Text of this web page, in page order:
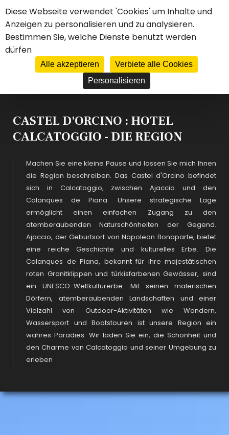
Diese Webseite verwendet 'Cookies' um Inhalte und
Anzeigen zu personalisieren und zu analysieren.
Bestimmen Sie, welche Dienste benutzt werden
dürfen
Alle akzeptieren
Verbiete alle Cookies
Personalisieren
HOTEL****
CASTEL D'ORCINO
EN DE ES IT JE RÉSERVE MON SÉJOUR
CASTEL D'ORCINO : HOTEL
CALCATOGGIO - DIE REGION
Machen Sie eine kleine Pause und lassen Sie mich Ihnen
die Region beschreiben. Das Castel d'Orcino befindet
sich in Calcatoggio, zwischen Ajaccio und den
Calanques de Piana. Unsere strategische Lage
ermöglicht einen einfachen Zugang zu den
atemberaubenden Naturschönheiten der Gegend.
Ajaccio, der Geburtsort von Napoleon Bonaparte, bietet
eine reiche Geschichte und kulturelles Erbe. Die
Calanques de Piana, bekannt für ihre majestätischen
roten Granitklippen und türkisfarbenen Gewässer, sind
ein UNESCO-Weltkulturerbe. Mit seinen malerischen
Dörfern, atemberaubenden Landschaften und einer
Vielzahl von Outdoor-Aktivitäten wie Wandern,
Wassersport und Bootstouren ist unsere Region ein
wahres Paradies. Wir laden Sie ein, die Schönheit und
den Charme von Calcatoggio und seiner Umgebung zu
erleben